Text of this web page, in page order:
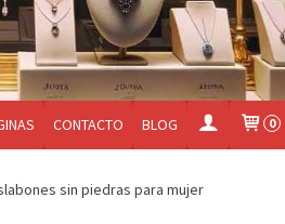
CONTACTO BLOG 0
sin piedras para mujer